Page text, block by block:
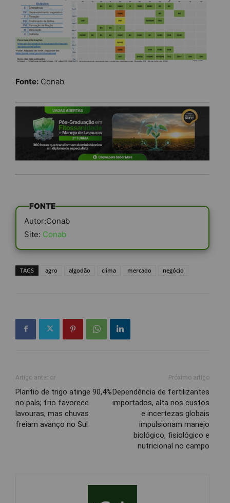
Fonte: Conab
FONTE
Autor:Conab
Site: Conab
TAGS agro algodão clima mercado negócio
Artigo anterior
Plantio de trigo atinge 90,4%
no país; frio favorece
lavouras, mas chuvas
freiam avanço no Sul
Próximo artigo
Dependência de fertilizantes
importados, alta nos custos
e incertezas globais
impulsionam manejo
biológico, fisiológico e
nutricional no campo